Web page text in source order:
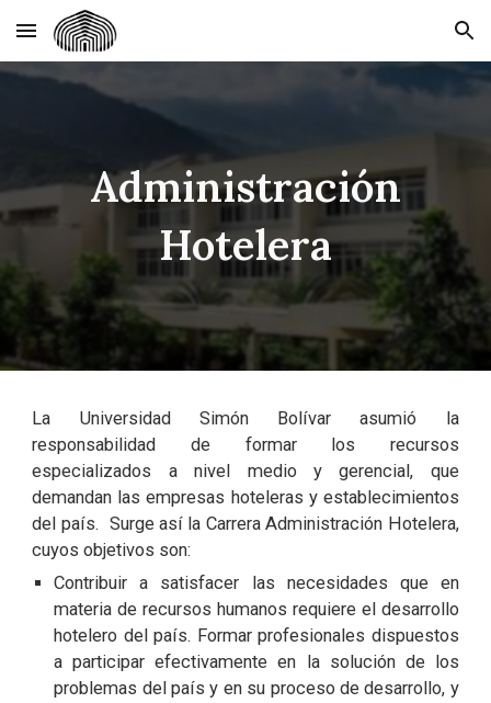
Skip to main content Skip to navigation
Administración
Hotelera
La Universidad Simón Bolívar asumió la
responsabilidad de formar los recursos
especializados a nivel medio y gerencial, que
demandan las empresas hoteleras y establecimientos
del país. Surge así la Carrera Administración Hotelera,
cuyos objetivos son:
Contribuir a satisfacer las necesidades que en
materia de recursos humanos requiere el desarrollo
hotelero del país. Formar profesionales dispuestos
a participar efectivamente en la solución de los
problemas del país y en su proceso de desarrollo, y